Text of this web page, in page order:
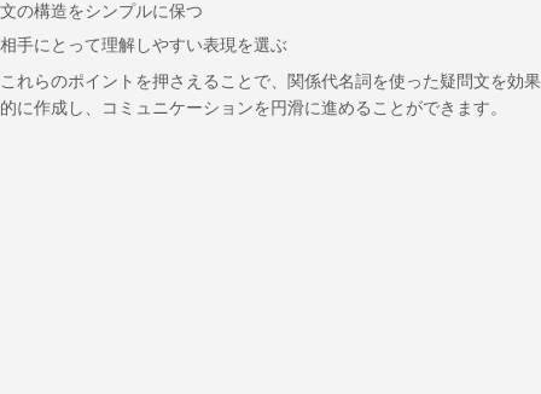
文の構造をシンプルに保つ
相手にとって理解しやすい表現を選ぶ
これらのポイントを押さえることで、関係代名詞を使った疑問文を効果
的に作成し、コミュニケーションを円滑に進めることができます。